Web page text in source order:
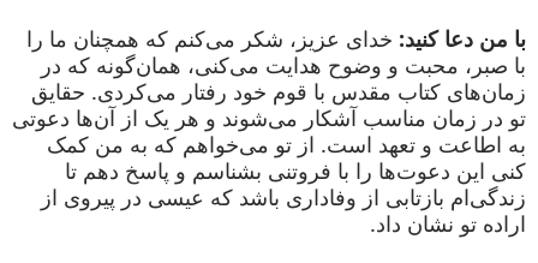
با من دعا کنید: خدای عزیز، شکر می‌کنم که همچنان ما را
با صبر، محبت و وضوح هدایت می‌کنی، همان‌گونه که در
زمان‌های کتاب مقدس با قوم خود رفتار می‌کردی. حقایق
تو در زمان مناسب آشکار می‌شوند و هر یک از آن‌ها دعوتی
به اطاعت و تعهد است. از تو می‌خواهم که به من کمک
کنی این دعوت‌ها را با فروتنی بشناسم و پاسخ دهم تا
زندگی‌ام بازتابی از وفاداری باشد که عیسی در پیروی از
اراده تو نشان داد.